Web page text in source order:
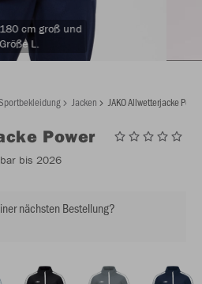
cm groß und
L.
Jacken JAKO Allwetterjacke Power
Power
bis 2026
nächsten Bestellung?